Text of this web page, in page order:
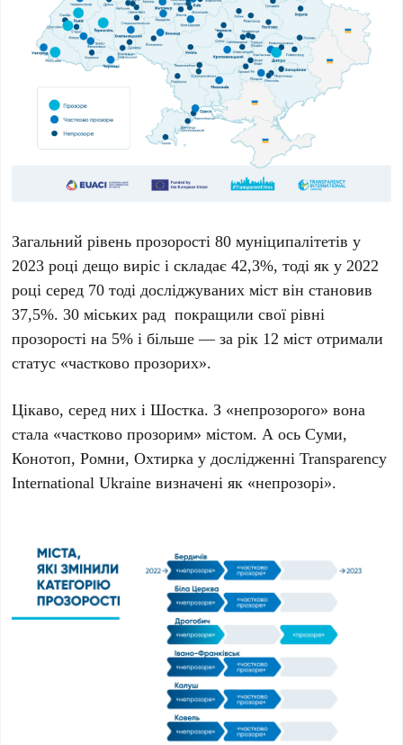
Загальний рівень прозорості 80 муніципалітетів у
2023 році дещо виріс і складає 42,3%, тоді як у 2022
році серед 70 тоді досліджуваних міст він становив
37,5%. 30 міських рад покращили свої рівні
прозорості на 5% і більше — за рік 12 міст отримали
статус «частково прозорих».
Цікаво, серед них і Шостка. З «непрозорого» вона
стала «частково прозорим» містом. А ось Суми,
Конотоп, Ромни, Охтирка у дослідженні Transparency
International Ukraine визначені як «непрозорі».